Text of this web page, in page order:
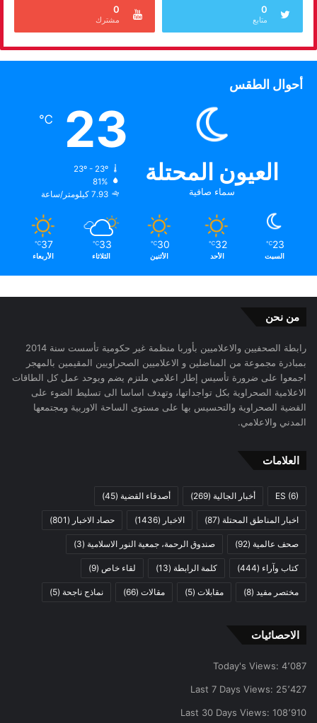
0
متابع
0
مشترك
أحوال الطقس
العيون المحتلة
سماء صافية
23
℃
23º - 23º
81%
7.93 كيلومتر/ساعة
23
℃
السبت
32
℃
الأحد
30
℃
الأثنين
33
℃
الثلاثاء
37
℃
الأربعاء
من نحن
رابطة الصحفيين والاعلاميين بأوربا منظمة غير حكومية تأسست سنة 2014
بمبادرة مجموعة من المناضلين و الاعلاميين الصحراويين المقيمين بالمهجر
اجمعوا على ضرورة تأسيس إطار اعلامي ملتزم يضم ويوحد عمل كل الطاقات
الاعلامية الصحراوية بكل تواجداتها، وتهدف اساسا الى تسليط الضوء على
القضية الصحراوية والتحسيس بها على مستوى الساحة الاوربية ومجتمعها
المدني والاعلامي.
العلامات
ES (6) أخبار الجالية (269) أصدقاء القضية (45)
اخبار المناطق المحتلة (87) الاخبار (1436) حصاد الاخبار (801)
صحف عالمية (92) صندوق الرحمة، جمعية النور الاسلامية (3)
كتاب وآراء (444) كلمة الرابطة (13) لقاء خاص (9)
مختصر مفيد (8) مقابلات (5) مقالات (66) نماذج ناجحة (5)
الاحصائيات
Today's Views: 4٬087
Last 7 Days Views: 25٬427
Last 30 Days Views: 108٬910